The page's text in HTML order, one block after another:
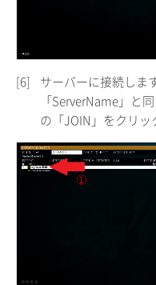
[6]
サーバーに接続しま
「ServerName」と
の「JOIN」をクリッ